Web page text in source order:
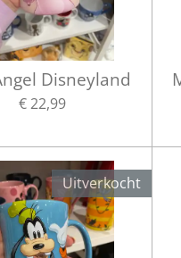
Disneyland
€ 22,99
Uitverkocht